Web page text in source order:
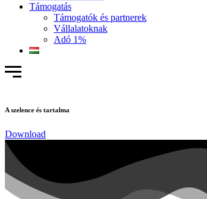
Támogatás
Támogatók és partnerek
Vállalatoknak
Adó 1%
A szelence és tartalma
Download